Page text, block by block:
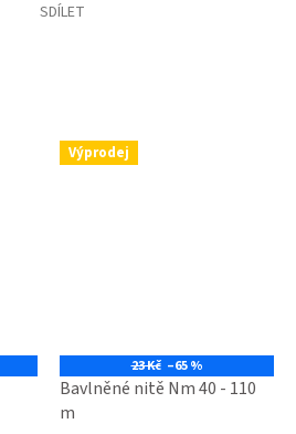
SDÍLET
Výprodej
23 Kč –65 %
Bavlněné nitě Nm 40 - 110
m